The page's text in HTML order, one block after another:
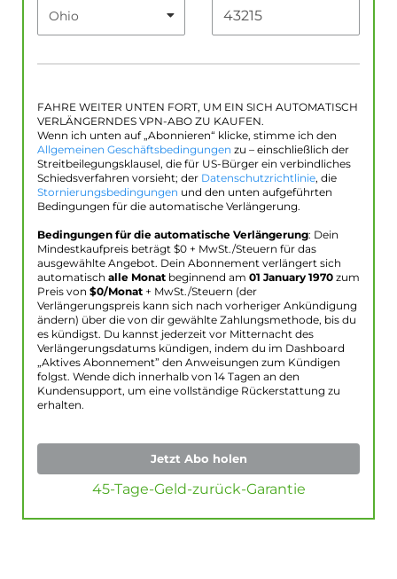
FAHRE WEITER UNTEN FORT, UM EIN SICH AUTOMATISCH
VERLÄNGERNDES VPN-ABO ZU KAUFEN.
Wenn ich unten auf „Abonnieren“ klicke, stimme ich den
Allgemeinen Geschäftsbedingungen zu – einschließlich der
Streitbeilegungsklausel, die für US-Bürger ein verbindliches
Schiedsverfahren vorsieht; der Datenschutzrichtlinie, die
Stornierungsbedingungen und den unten aufgeführten
Bedingungen für die automatische Verlängerung.
Bedingungen für die automatische Verlängerung: Dein
Mindestkaufpreis beträgt $0 + MwSt./Steuern für das
ausgewählte Angebot. Dein Abonnement verlängert sich
automatisch alle Monat beginnend am 01 January 1970 zum
Preis von $0/Monat + MwSt./Steuern (der
Verlängerungspreis kann sich nach vorheriger Ankündigung
ändern) über die von dir gewählte Zahlungsmethode, bis du
es kündigst. Du kannst jederzeit vor Mitternacht des
Verlängerungsdatums kündigen, indem du im Dashboard
„Aktives Abonnement” den Anweisungen zum Kündigen
folgst. Wende dich innerhalb von 14 Tagen an den
Kundensupport, um eine vollständige Rückerstattung zu
erhalten.
Jetzt Abo holen
45-Tage-Geld-zurück-Garantie